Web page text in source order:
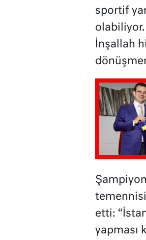
sportif
İnşallah
etti:
yapması